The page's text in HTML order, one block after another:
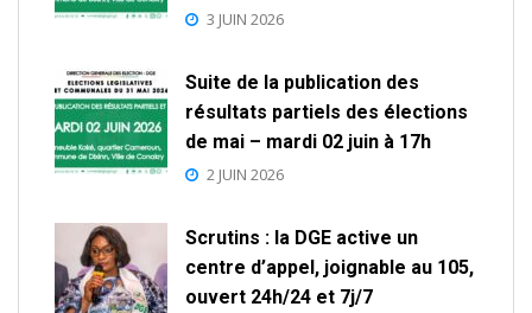
3 JUIN 2026
Suite de la publication des
résultats partiels des élections
de mai – mardi 02 juin à 17h
2 JUIN 2026
Scrutins : la DGE active un
centre d’appel, joignable au 105,
ouvert 24h/24 et 7j/7